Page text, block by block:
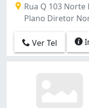
Rua Q 103 Norte
Plano Diretor
Ver Tel